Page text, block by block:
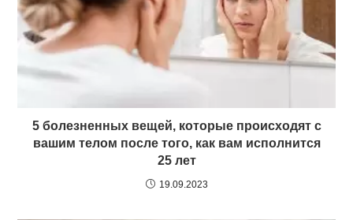
5 болезненных вещей, которые происходят с
вашим телом после того, как вам исполнится
25 лет
19.09.2023